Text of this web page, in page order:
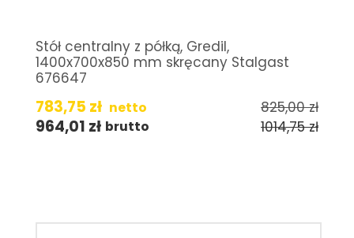
Stół centralny z półką, Gredil,
1400x700x850 mm skręcany Stalgast
676647
783,75 zł netto 825,00zł
964,01 zł brutto 1014,75zł